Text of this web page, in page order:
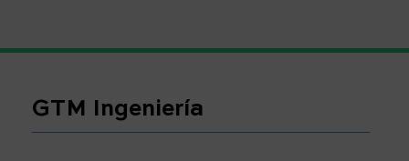
GTM Ingeniería